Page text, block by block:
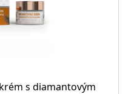
s diamantovým